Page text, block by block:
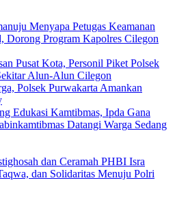
Menyapa Petugas Keamanan
Dorong Program Kapolres Cilegon
Pusat Kota, Personil Piket Polsek
Alun-Alun Cilegon
Polsek Purwakarta Amankan
Edukasi Kamtibmas, Ipda Gana
Datangi Warga Sedang
dan Ceramah PHBI Isra
dan Solidaritas Menuju Polri